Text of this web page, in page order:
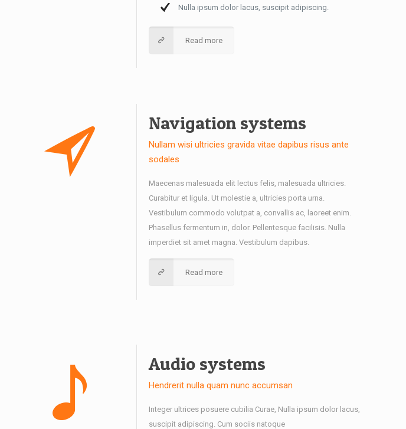
Nulla ipsum dolor lacus, suscipit adipiscing.
Read more
Navigation systems
Nullam wisi ultricies gravida vitae dapibus risus ante
sodales
Maecenas malesuada elit lectus felis, malesuada ultricies.
Curabitur et ligula. Ut molestie a, ultricies porta urna.
Vestibulum commodo volutpat a, convallis ac, laoreet enim.
Phasellus fermentum in, dolor. Pellentesque facilisis. Nulla
imperdiet sit amet magna. Vestibulum dapibus.
Read more
Audio systems
Hendrerit nulla quam nunc accumsan
Integer ultrices posuere cubilia Curae, Nulla ipsum dolor lacus,
suscipit adipiscing. Cum sociis natoque